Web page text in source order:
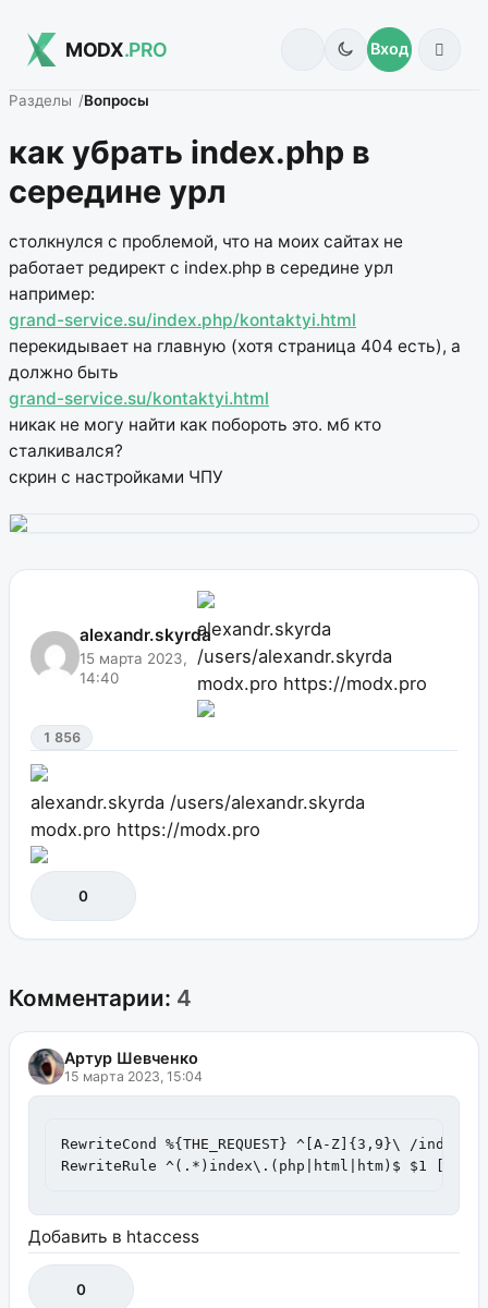
MODX.PRO Вход
Разделы Вопросы
как убрать index.php в
середине урл
столкнулся с проблемой, что на моих сайтах не
работает редирект с index.php в середине урл
например:
grand-service.su/index.php/kontaktyi.html
перекидывает на главную (хотя страница 404 есть), а
должно быть
grand-service.su/kontaktyi.html
никак не могу найти как побороть это. мб кто
сталкивался?
скрин с настройками ЧПУ
alexandr.skyrda
15 марта 2023,
14:40
alexandr.skyrda
/users/alexandr.skyrda
modx.pro https://modx.pro
1 856
alexandr.skyrda /users/alexandr.skyrda
modx.pro https://modx.pro
0
Комментарии: 4
Артур Шевченко
15 марта 2023, 15:04
RewriteCond %{THE_REQUEST} ^[A-Z]{3,9}\ /
RewriteRule ^(.*)index\.(php|html|htm)$ $1
Добавить в htaccess
0